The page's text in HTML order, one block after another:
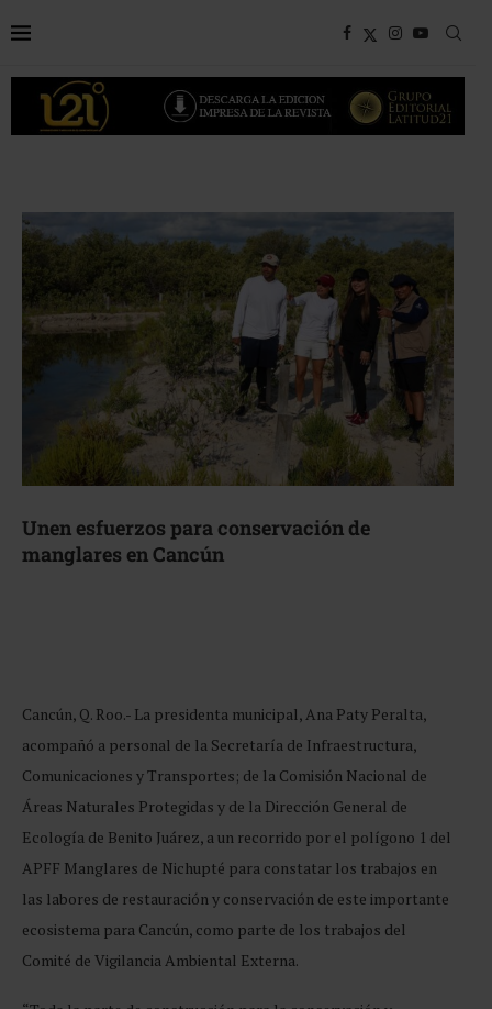
Unen esfuerzos para conservación de
manglares en Cancún
Cancún, Q. Roo.- La presidenta municipal, Ana Paty Peralta,
acompañó a personal de la Secretaría de Infraestructura,
Comunicaciones y Transportes; de la Comisión Nacional de
Áreas Naturales Protegidas y de la Dirección General de
Ecología de Benito Juárez, a un recorrido por el polígono 1 del
APFF Manglares de Nichupté para constatar los trabajos en
las labores de restauración y conservación de este importante
ecosistema para Cancún, como parte de los trabajos del
Comité de Vigilancia Ambiental Externa.